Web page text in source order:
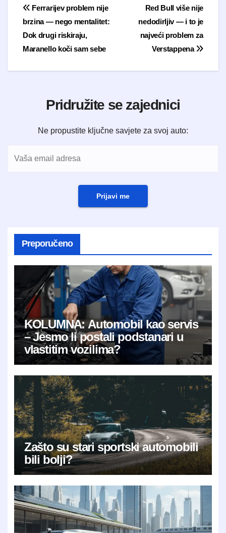
Navigacija objava
Red Bull više nije
nedodirljiv — i to je
najveći problem za
Verstappena
Ferrarijev problem nije
brzina — nego mentalitet:
Dok drugi riskiraju,
Maranello koči sam sebe
Pridružite se zajednici
Ne propustite ključne savjete za svoj auto:
Prijavi me
Preporučeno
KOLUMNA: Automobil kao servis
– Jesmo li postali podstanari u
vlastitim vozilima?
Zašto su stari sportski automobili
bili bolji?